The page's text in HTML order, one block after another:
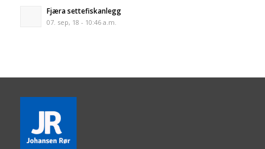
Fjæra settefiskanlegg
07. sep, 18 - 10:46 a.m.